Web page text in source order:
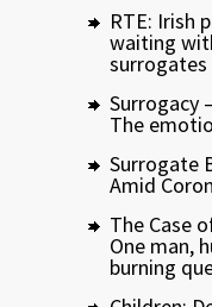
RTE: Irish
waiting
surrogates
Surrogacy
The
Surrogate
Amid
The Case
One man,
burning